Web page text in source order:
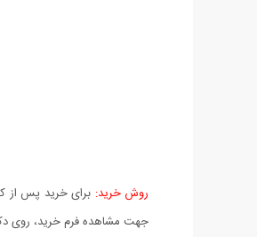
روش خرید: برای خرید پس از
جهت مشاهده فرم خرید، روی